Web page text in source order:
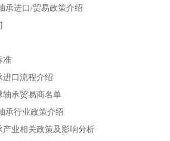
承进口/贸易政策介绍
准
进口流程介绍
轴承贸易商名单
承行业政策介绍
产业相关政策及影响分析